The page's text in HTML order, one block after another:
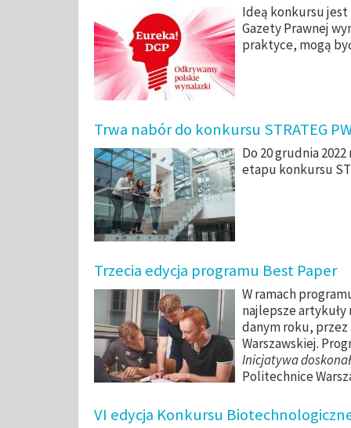
Ideą konkursu jest
Gazety Prawnej
praktyce, mogą
Trwa nabór do konkursu STRATEG
Do 20 grudnia
etapu konkursu
Trzecia edycja programu Best Paper
W ramach
najlepsze
danym roku,
Warszawskiej.
Inicjatywa
Politechnice
VI edycja Konkursu